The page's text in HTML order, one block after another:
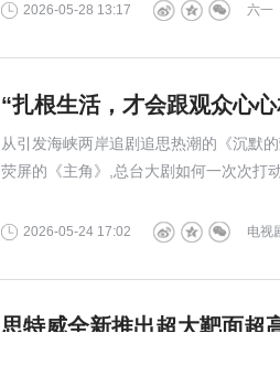
2026-05-28 13:17 六一
“扎根生活，才会跟观众心
从引发海峡两岸追剧追思热潮的《沉默
荧屏的《主角》,总台大剧如何一次次打
2026-05-24 17:02 电视
思特威全新推出超大靶面超